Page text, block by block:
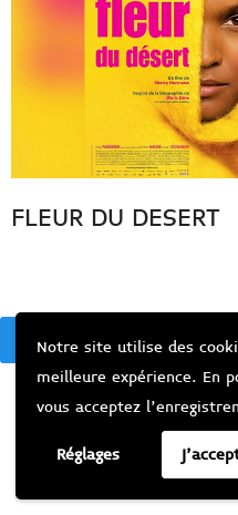
Notre site utilise des
meilleure expérience. En
vous acceptez
Réglages
FLEUR DU DESERT
BACK